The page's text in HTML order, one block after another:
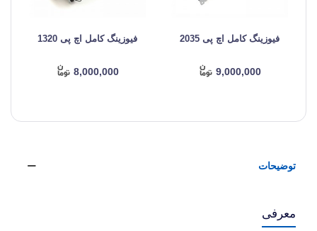
فیوزینگ کامل اچ پی 2035
9,000,000
فیوزینگ کامل اچ پی 1320
8,000,000
توضیحات
معرفی